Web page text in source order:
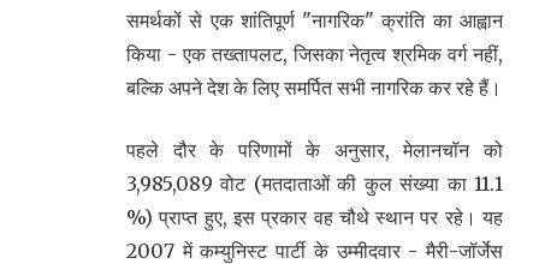
समर्थकों से एक शांतिपूर्ण "नागरिक" क्रांति का आह्वान
किया - एक तख्तापलट, जिसका नेतृत्व श्रमिक वर्ग नहीं,
बल्कि अपने देश के लिए समर्पित सभी नागरिक कर रहे हैं।
पहले दौर के परिणामों के अनुसार, मेलानचॉन को
3,985,089 वोट (मतदाताओं की कुल संख्या का 11.1
%) प्राप्त हुए, इस प्रकार वह चौथे स्थान पर रहे। यह
2007 में कम्युनिस्ट पार्टी के उम्मीदवार - मैरी-जॉर्जेस